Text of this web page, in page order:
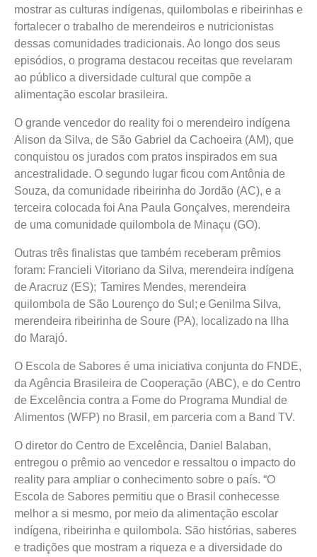
mostrar as culturas indígenas, quilombolas e ribeirinhas e
fortalecer o trabalho de merendeiros e nutricionistas
dessas comunidades tradicionais. Ao longo dos seus
episódios, o programa destacou receitas que revelaram
ao público a diversidade cultural que compõe a
alimentação escolar brasileira.
O grande vencedor do reality foi o merendeiro indígena
Alison da Silva, de São Gabriel da Cachoeira (AM), que
conquistou os jurados com pratos inspirados em sua
ancestralidade. O segundo lugar ficou com Antônia de
Souza, da comunidade ribeirinha do Jordão (AC), e a
terceira colocada foi Ana Paula Gonçalves, merendeira
de uma comunidade quilombola de Minaçu (GO).
Outras três finalistas que também receberam prêmios
foram: Francieli Vitoriano da Silva, merendeira indígena
de Aracruz (ES); Tamires Mendes, merendeira
quilombola de São Lourenço do Sul; e Genilma Silva,
merendeira ribeirinha de Soure (PA), localizado na Ilha
do Marajó.
O Escola de Sabores é uma iniciativa conjunta do FNDE,
da Agência Brasileira de Cooperação (ABC), e do Centro
de Excelência contra a Fome do Programa Mundial de
Alimentos (WFP) no Brasil, em parceria com a Band TV.
O diretor do Centro de Excelência, Daniel Balaban,
entregou o prêmio ao vencedor e ressaltou o impacto do
reality para ampliar o conhecimento sobre o país. “O
Escola de Sabores permitiu que o Brasil conhecesse
melhor a si mesmo, por meio da alimentação escolar
indígena, ribeirinha e quilombola. São histórias, saberes
e tradições que mostram a riqueza e a diversidade do